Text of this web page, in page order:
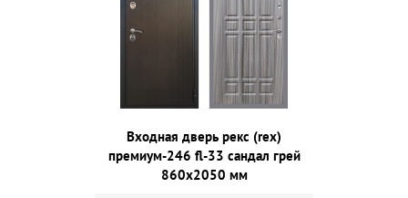
Входная дверь рекс (rex)
премиум-246 fl-33 сандал грей
860х2050 мм